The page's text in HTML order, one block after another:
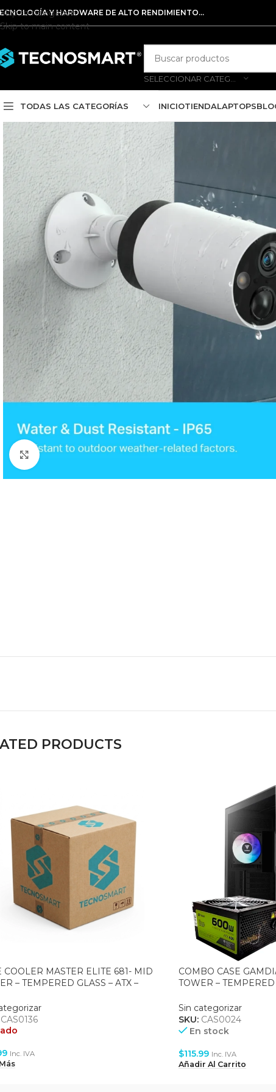
Skip to navigation
Skip to main content
Y HARDWARE DE ALTO RENDIMIENTO...
TODAS LAS CATEGORÍAS INICIOTIENDALAPTOPS
Clic para ampliar
PRODUCTS
COOLER MASTER ELITE 681- MID
– TEMPERED GLASS – ATX –
CAS0136
Inc. IVA
COMBO CASE
TOWER – TEMPERED
600W
Sin categorizar
SKU: CAS0024
En stock
$115.99 Inc. IVA
Añadir Al Carrito